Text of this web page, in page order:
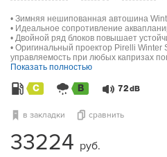
• Зимняя нешипованная автошина
• Идеальное сопротивление
• Двойной ряд блоков повышает
• Оригинальный проектор Pirelli
управляемость при любых капризах
Показать полностью
C B 72 dB
в закладки сравнить
33224 руб.